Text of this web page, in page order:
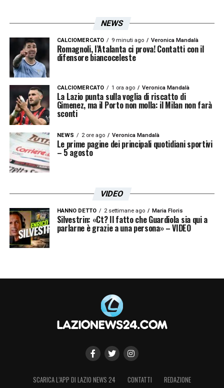
Il compleanno diMirolsva Kloserappresenta
dunque un’occasione per rivivere i momenti
più emozionanti del calcio biancoceleste e
celebrare una carriera che ha lasciato un
segno indelebile nel cuore dei tifosi. La
società, attraverso auguri e ricordi,
sottolinea il legame speciale tra il club e una
LA PLAYLIST DELLE NOSTRE TOP NEWS
NEWS
CALCIOMERCATO 9 minuti ago Veronica Mandalà
Romagnoli, l’Atalanta ci prova! Contatti con il
difensore biancoceleste
CALCIOMERCATO 1 ora ago Veronica Mandalà
La Lazio punta sulla voglia di riscatto di
Gimenez, ma il Porto non molla: il Milan non farà
sconti
NEWS 2 ore ago Veronica Mandalà
Le prime pagine dei principali quotidiani sportivi
– 5 agosto
VIDEO
HANNO DETTO 2 settimane ago Maria Floris
Silvestrin: «Ct? Il fatto che Guardiola sia qui a
parlarne è grazie a una persona» – VIDEO
SCARICA L’APP DI LAZIO NEWS 24 CONTATTI
REDAZIONE